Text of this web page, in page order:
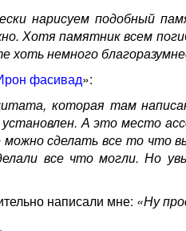
нарисуем подобный
Хотя памятник всем
хоть немного
фасивад»:
которая там
А это место
сделать все то что
все что могли. Но
написали мне: «Ну